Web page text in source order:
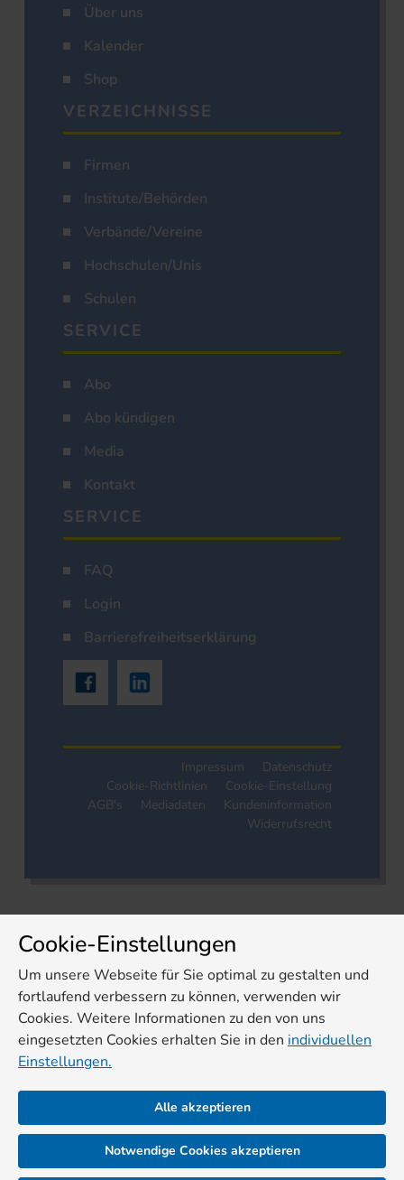
Über uns
Kalender
Shop
VERZEICHNISSE
Firmen
Institute/Behörden
Verbände/Vereine
Hochschulen/Unis
Schulen
SERVICE
Abo
Abo kündigen
Media
Kontakt
SERVICE
FAQ
Login
Barrierefreiheitserklärung
Impressum
Datenschutz
Cookie-Richtlinien
Cookie-Einstellung
AGB's
Mediadaten
Kundeninformation
Widerrufsrecht
Cookie-Einstellungen
Um unsere Webseite für Sie optimal zu gestalten und
fortlaufend verbessern zu können, verwenden wir
Cookies. Weitere Informationen zu den von uns
eingesetzten Cookies erhalten Sie in den individuellen
Einstellungen.
Alle akzeptieren
Notwendige Cookies akzeptieren